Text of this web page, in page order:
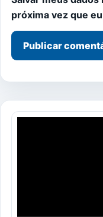
próxima vez que